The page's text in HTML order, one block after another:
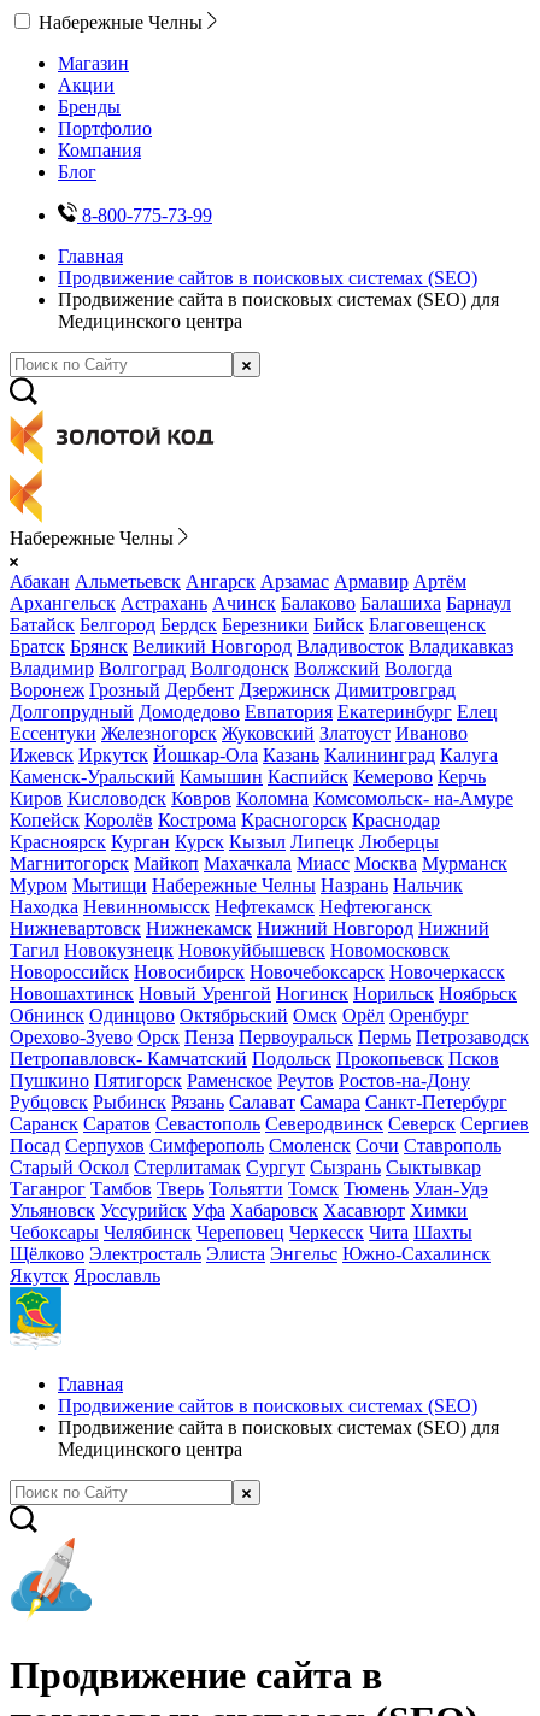
Набережные Челны
Магазин
Акции
Бренды
Портфолио
Компания
Блог
8-800-775-73-99
Главная
Продвижение сайтов в поисковых системах (SEO)
Продвижение сайта в поисковых системах (SEO) для
Медицинского центра
Набережные Челны
Абакан Альметьевск Ангарск Арзамас Армавир Артём
Архангельск Астрахань Ачинск Балаково Балашиха Барнаул
Батайск Белгород Бердск Березники Бийск Благовещенск
Братск Брянск Великий Новгород Владивосток Владикавказ
Владимир Волгоград Волгодонск Волжский Вологда
Воронеж Грозный Дербент Дзержинск Димитровград
Долгопрудный Домодедово Евпатория Екатеринбург Елец
Ессентуки Железногорск Жуковский Златоуст Иваново
Ижевск Иркутск Йошкар-Ола Казань Калининград Калуга
Каменск-Уральский Камышин Каспийск Кемерово Керчь
Киров Кисловодск Ковров Коломна Комсомольск- на-Амуре
Копейск Королёв Кострома Красногорск Краснодар
Красноярск Курган Курск Кызыл Липецк Люберцы
Магнитогорск Майкоп Махачкала Миасс Москва Мурманск
Муром Мытищи Набережные Челны Назрань Нальчик
Находка Невинномысск Нефтекамск Нефтеюганск
Нижневартовск Нижнекамск Нижний Новгород Нижний
Тагил Новокузнецк Новокуйбышевск Новомосковск
Новороссийск Новосибирск Новочебоксарск Новочеркасск
Новошахтинск Новый Уренгой Ногинск Норильск Ноябрьск
Обнинск Одинцово Октябрьский Омск Орёл Оренбург
Орехово-Зуево Орск Пенза Первоуральск Пермь Петрозаводск
Петропавловск- Камчатский Подольск Прокопьевск Псков
Пушкино Пятигорск Раменское Реутов Ростов-на-Дону
Рубцовск Рыбинск Рязань Салават Самара Санкт-Петербург
Саранск Саратов Севастополь Северодвинск Северск Сергиев
Посад Серпухов Симферополь Смоленск Сочи Ставрополь
Старый Оскол Стерлитамак Сургут Сызрань Сыктывкар
Таганрог Тамбов Тверь Тольятти Томск Тюмень Улан-Удэ
Ульяновск Уссурийск Уфа Хабаровск Хасавюрт Химки
Чебоксары Челябинск Череповец Черкесск Чита Шахты
Щёлково Электросталь Элиста Энгельс Южно-Сахалинск
Якутск Ярославль
Главная
Продвижение сайтов в поисковых системах (SEO)
Продвижение сайта в поисковых системах (SEO) для
Медицинского центра
Продвижение сайта в